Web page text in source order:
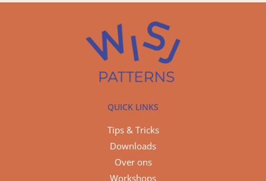
QUICK LINKS
Tips & Tricks
Downloads
Over ons
Workshops